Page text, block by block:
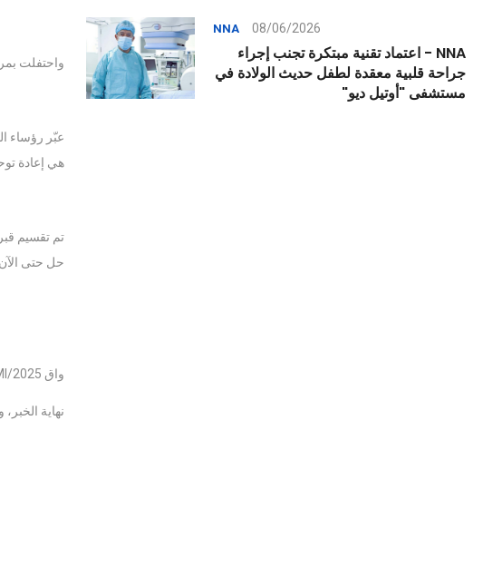
واحتفلت بمرور 10 سنوات على اتفاقية التعاون التاريخية (2015) بين النقابات التعليمية القبرصية، مؤكدة التزامها بتعليم قيم
عبّر رؤساء
هي إعادة
حل حتى الآن. انتهت
واق RPA/KA/AGK/MMI/2025
نهاية الخبر،
NNA 08/06/2026
NNA - اعتماد تقنية مبتكرة تجنب إجراء
جراحة قلبية معقدة لطفل حديث الولادة في
مستشفى "أوتيل ديو"